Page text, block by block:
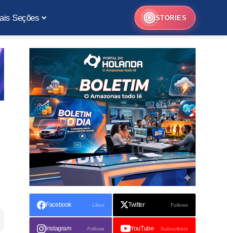
Seções STORIES
Facebook Likes Twitter Follows
Instagram Follows YouTube Subscribers